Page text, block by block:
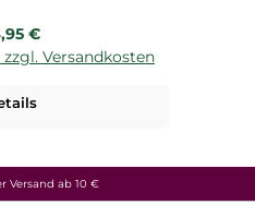
Preis:
€
Versandkosten
Versand ab 10 €